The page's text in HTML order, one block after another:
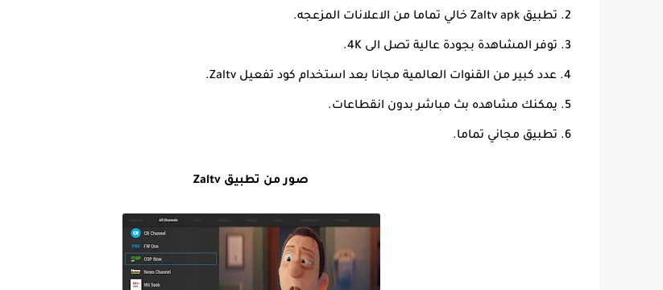
تطبيق Zaltv apk خالي تماما من الاعلانات المزعجه.
توفر المشاهدة بجودة عالية تصل الى 4K.
عدد كبير من القنوات العالمية مجانا بعد استخدام كود تفعيل Zaltv.
يمكنك مشاهده بث مباشر بدون انقطاعات.
تطبيق مجاني تماما.
صور من تطبيق Zaltv